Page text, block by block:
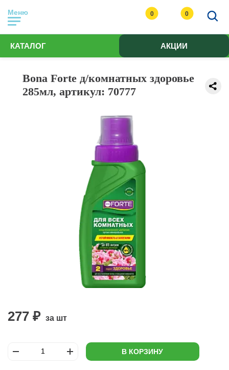
Меню 0 0
КАТАЛОГ АКЦИИ
Bona Forte д/комнатных здоровье
285мл, артикул: 70777
277 ₽ за шт
В КОРЗИНУ